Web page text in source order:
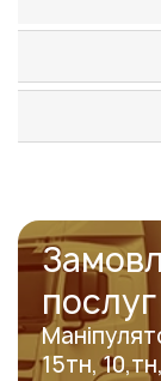
послуг
15тн,